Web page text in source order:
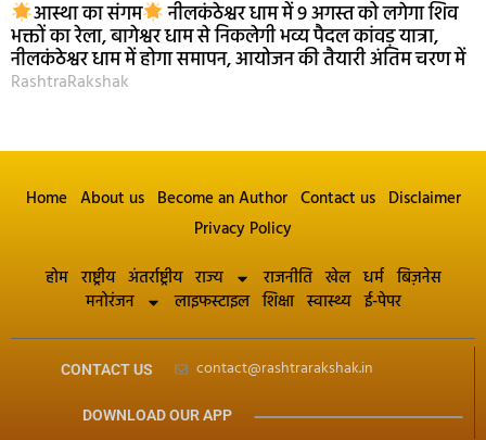
आस्था का संगम नीलकंठेश्वर धाम में 9 अगस्त को लगेगा शिव
भक्तों का रेला, बागेश्वर धाम से निकलेगी भव्य पैदल कांवड़ यात्रा,
नीलकंठेश्वर धाम में होगा समापन, आयोजन की तैयारी अंतिम चरण में
RashtraRakshak
Home About us Become an Author Contact us Disclaimer
Privacy Policy
होम राष्ट्रीय अंतर्राष्ट्रीय राज्य राजनीति खेल धर्म बिज़नेस
मनोरंजन
लाइफस्टाइल शिक्षा स्वास्थ्य ई-पेपर
CONTACT US contact@rashtrarakshak.in
DOWNLOAD OUR APP